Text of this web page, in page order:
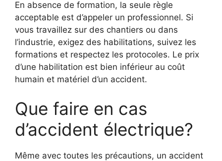
En absence de formation, la seule règle
acceptable est d’appeler un professionnel. Si
vous travaillez sur des chantiers ou dans
l’industrie, exigez des habilitations, suivez les
formations et respectez les protocoles. Le prix
d’une habilitation est bien inférieur au coût
humain et matériel d’un accident.
Que faire en cas
d’accident électrique?
Même avec toutes les précautions, un accident